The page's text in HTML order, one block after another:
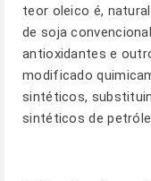
teor oleico é,
de soja
antioxidantes e
modificado
sintéticos,
sintéticos de